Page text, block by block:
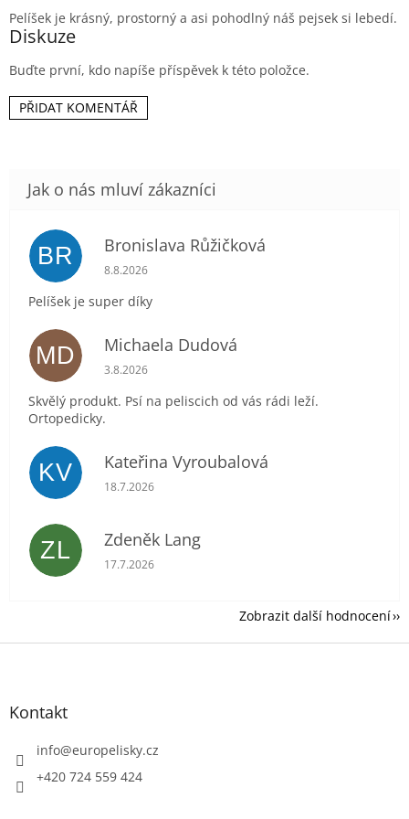
Pelíšek je krásný, prostorný a asi pohodlný náš pejsek si lebedí.
Diskuze
Buďte první, kdo napíše příspěvek k této položce.
PŘIDAT KOMENTÁŘ
BR Bronislava Růžičková
Hodnocení obchodu je 5 z 5 hvězdiček.
8.8.2026
Pelíšek je super díky
MD Michaela Dudová
Hodnocení obchodu je 5 z 5 hvězdiček.
3.8.2026
Skvělý produkt. Psí na peliscich od vás rádi leží.
Ortopedicky.
KV Kateřina Vyroubalová
Hodnocení obchodu je 5 z 5 hvězdiček.
18.7.2026
ZL Zdeněk Lang
Hodnocení obchodu je 5 z 5 hvězdiček.
17.7.2026
Zobrazit další hodnocení
Z
Kontakt
info@europelisky.cz
+420 724 559 424